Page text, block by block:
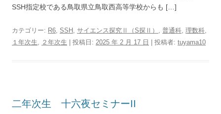
SSH指定校である鳥取県立鳥取西高等学校からも […]
カテゴリー: R6, SSH , サイエンス探究Ⅱ（S探Ⅱ） , 普通科, 理数科,
１年次生, ２年次生 | 投稿日: 2025 年 2 月 17 日 投稿者: tuyama10
二年次生 十六夜セミナーII